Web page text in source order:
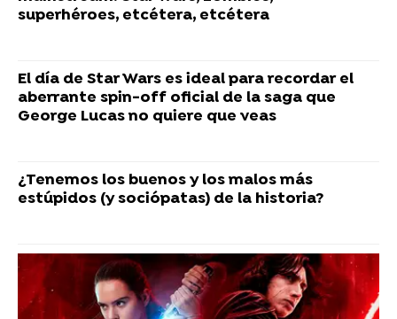
superhéroes, etcétera, etcétera
El día de Star Wars es ideal para recordar el
aberrante spin-off oficial de la saga que
George Lucas no quiere que veas
¿Tenemos los buenos y los malos más
estúpidos (y sociópatas) de la historia?